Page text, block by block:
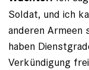
Soldat, und ich
anderen Armeen
haben
Verkündigung